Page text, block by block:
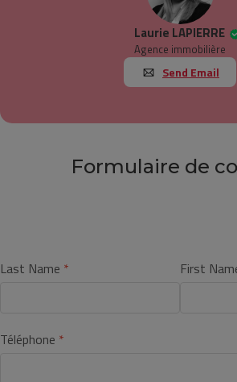
Laurie LAPIERRE
Agence immobilière
Send Email
Formulaire de
Last Name First
Téléphone